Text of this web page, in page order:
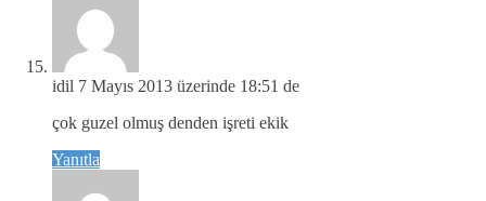
idil 7 Mayıs 2013 üzerinde 18:51 de
çok guzel olmuş denden işreti ekik
Yanıtla